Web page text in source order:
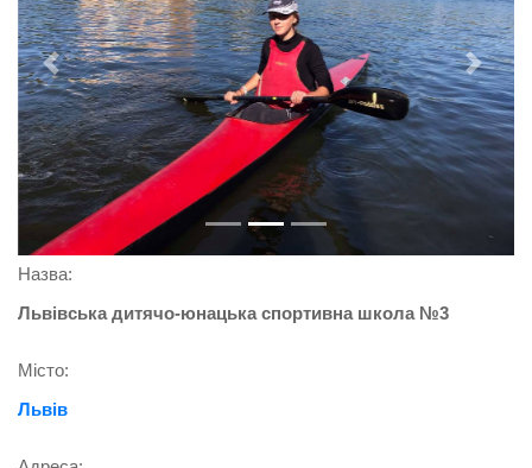
Previous Next
Назва:
Львівська дитячо-юнацька спортивна школа №3
Місто:
Львів